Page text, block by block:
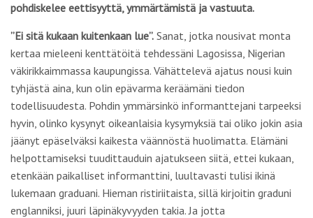
pohdiskelee eettisyyttä, ymmärtämistä ja vastuuta.
”Ei sitä kukaan kuitenkaan lue”. Sanat, jotka nousivat monta
kertaa mieleeni kenttätöitä tehdessäni Lagosissa, Nigerian
väkirikkaimmassa kaupungissa. Vähättelevä ajatus nousi kuin
tyhjästä aina, kun olin epävarma keräämäni tiedon
todellisuudesta. Pohdin ymmärsinkö informanttejani tarpeeksi
hyvin, olinko kysynyt oikeanlaisia kysymyksiä tai oliko jokin asia
jäänyt epäselväksi kaikesta väännöstä huolimatta. Elämäni
helpottamiseksi tuudittauduin ajatukseen siitä, ettei kukaan,
etenkään paikalliset informanttini, luultavasti tulisi ikinä
lukemaan graduani. Hieman ristiriitaista, sillä kirjoitin graduni
englanniksi, juuri läpinäkyvyyden takia. Ja jotta